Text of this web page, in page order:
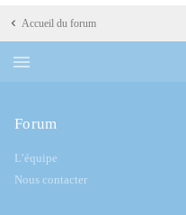
Accueil du forum
Forum
L’équipe
Nous contacter